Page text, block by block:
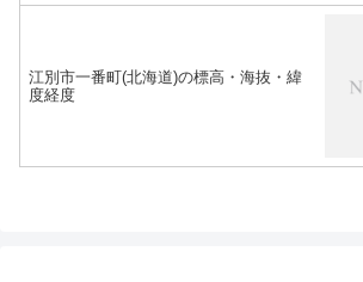
江別市一番町(北海道)の標高・海抜・緯
度経度